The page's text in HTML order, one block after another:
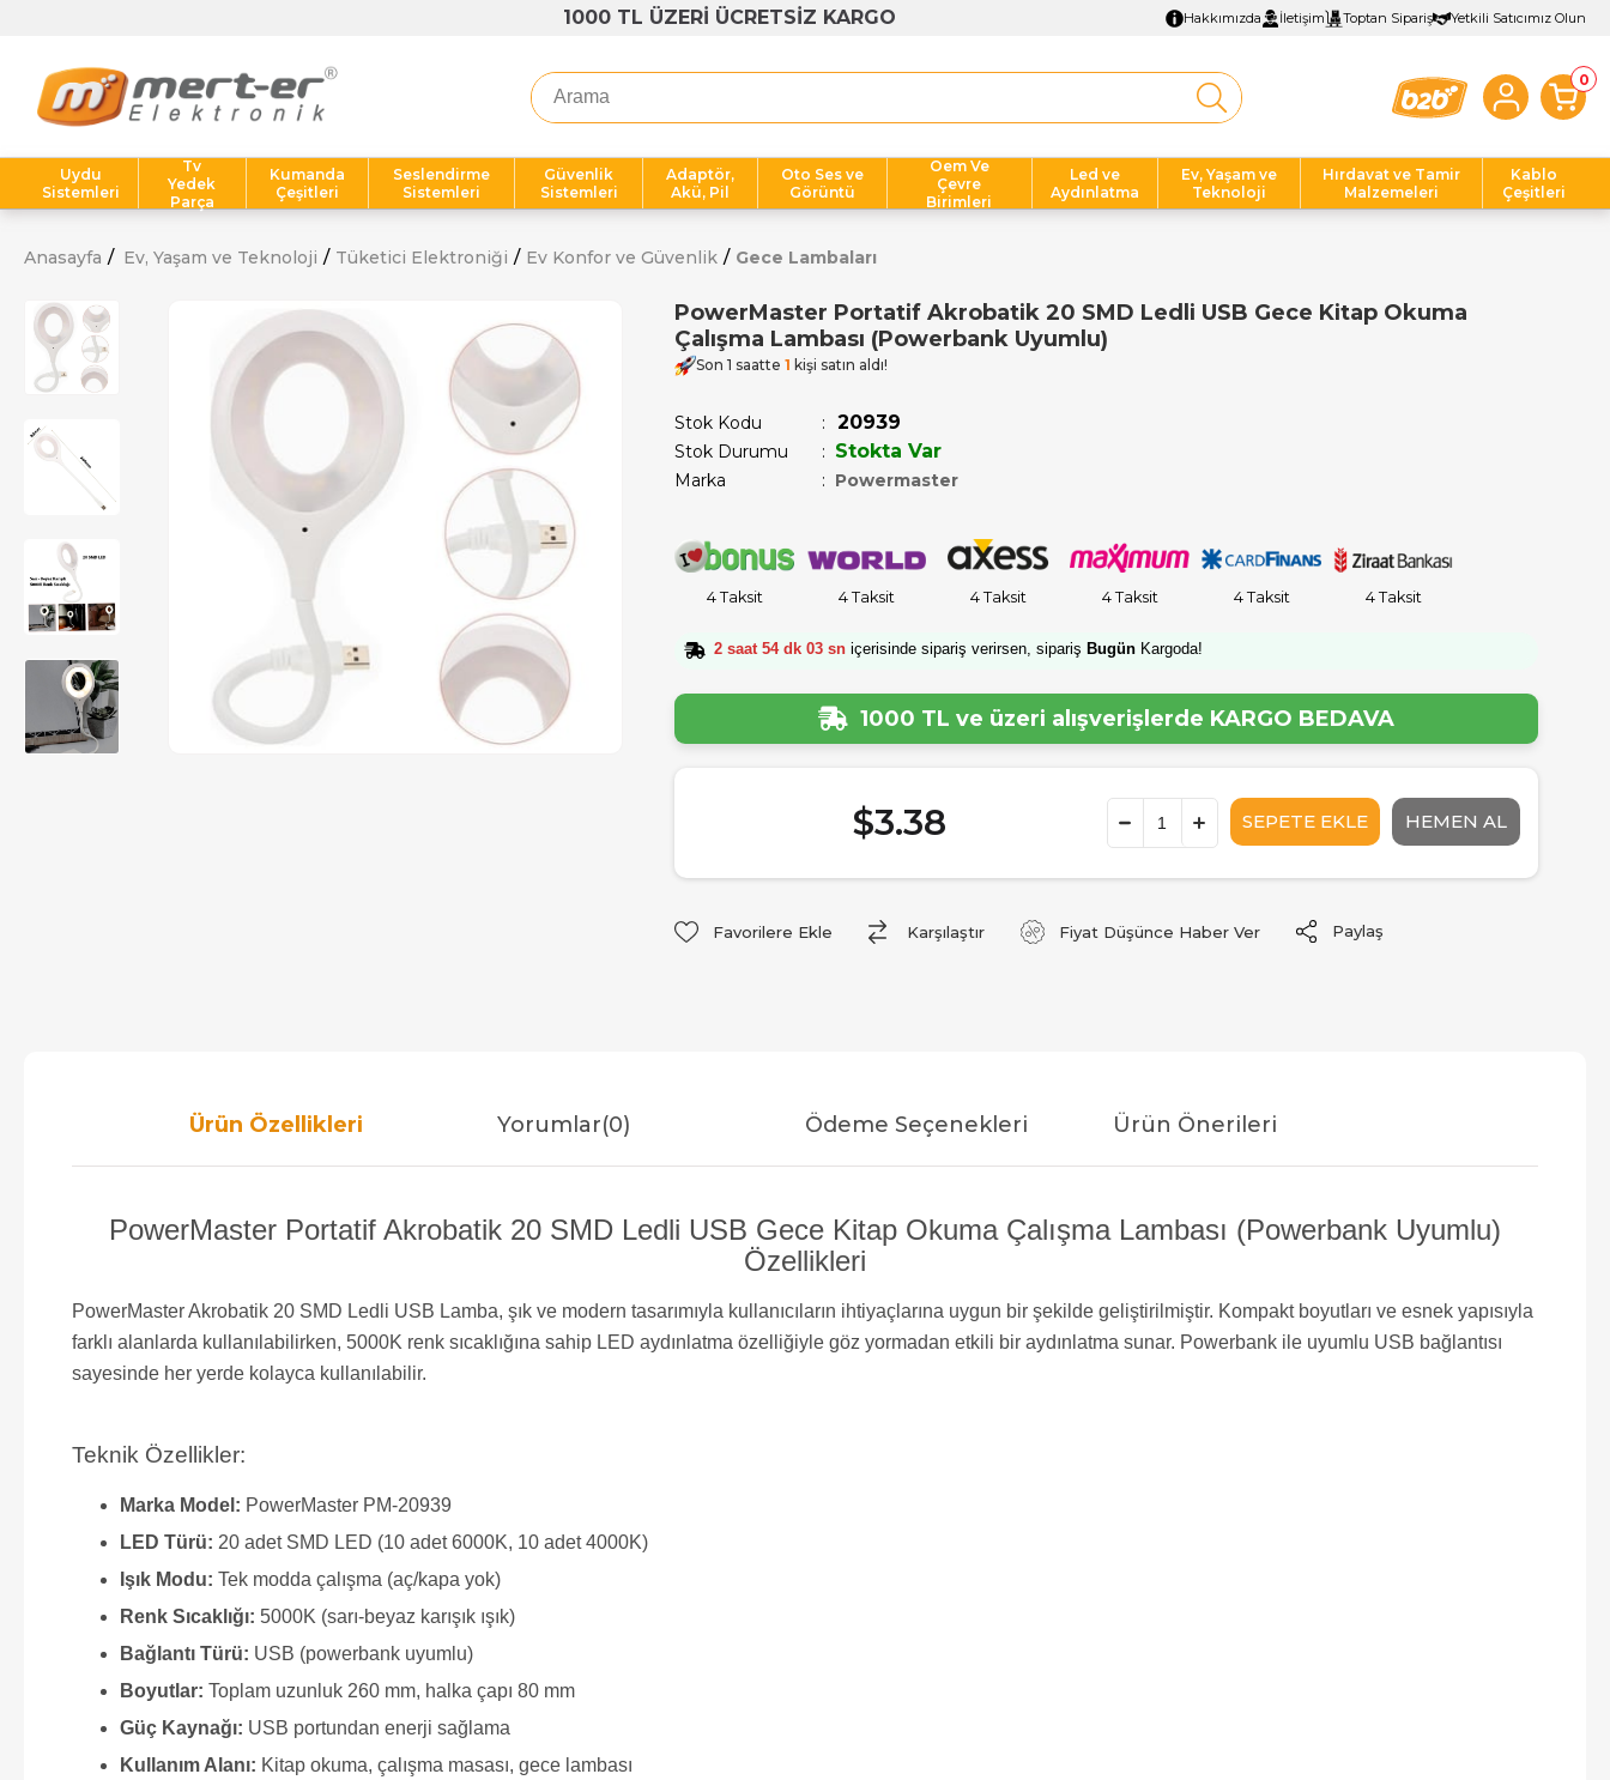
1000 TL ÜZERİ ÜCRETSİZ KARGO Hakkımızda İletişim Toptan Sipariş Yetkili Satıcımız Olun
0
Uydu
Sistemleri
Tv
Yedek
Parça
Kumanda
Çeşitleri
Seslendirme
Sistemleri
Güvenlik
Sistemleri
Adaptör,
Akü, Pil
Oto Ses ve
Görüntü
Oem Ve
Çevre
Birimleri
Led ve
Aydınlatma
Ev, Yaşam ve
Teknoloji
Hırdavat ve Tamir
Malzemeleri
Kablo
Çeşitleri
Anasayfa Ev, Yaşam ve Teknoloji Tüketici Elektroniği Ev Konfor ve Güvenlik Gece Lambaları
PowerMaster Portatif Akrobatik 20 SMD Ledli USB Gece Kitap Okuma
Çalışma Lambası (Powerbank Uyumlu)
Son 1 saatte 1 kişi satın aldı!
Stok Kodu 20939
Stok Durumu : Stokta Var
Marka : Powermaster
4 Taksit 4 Taksit 4 Taksit 4 Taksit 4 Taksit 4 Taksit
2 saat 54 dk 02 sn içerisinde sipariş verirsen, sipariş Bugün Kargoda!
1000 TL ve üzeri alışverişlerde KARGO BEDAVA
$3.38
Favorilere Ekle Karşılaştır Fiyat Düşünce Haber Ver Paylaş
Ürün Özellikleri Yorumlar(0) Ödeme Seçenekleri Ürün Önerileri
PowerMaster Portatif Akrobatik 20 SMD Ledli USB Gece Kitap Okuma Çalışma Lambası (Powerbank Uyumlu)
Özellikleri
PowerMaster Akrobatik 20 SMD Ledli USB Lamba, şık ve modern tasarımıyla kullanıcıların ihtiyaçlarına uygun bir şekilde geliştirilmiştir. Kompakt boyutları ve esnek yapısıyla
farklı alanlarda kullanılabilirken, 5000K renk sıcaklığına sahip LED aydınlatma özelliğiyle göz yormadan etkili bir aydınlatma sunar. Powerbank ile uyumlu USB bağlantısı
sayesinde her yerde kolayca kullanılabilir.
Teknik Özellikler:
Marka Model: PowerMaster PM-20939
LED Türü: 20 adet SMD LED (10 adet 6000K, 10 adet 4000K)
Işık Modu: Tek modda çalışma (aç/kapa yok)
Renk Sıcaklığı: 5000K (sarı-beyaz karışık ışık)
Bağlantı Türü: USB (powerbank uyumlu)
Boyutlar: Toplam uzunluk 260 mm, halka çapı 80 mm
Güç Kaynağı: USB portundan enerji sağlama
Kullanım Alanı: Kitap okuma, çalışma masası, gece lambası